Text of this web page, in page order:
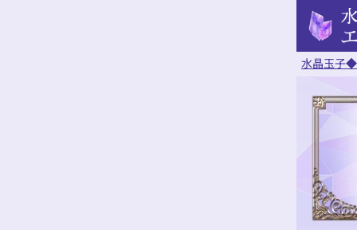
水晶玉子